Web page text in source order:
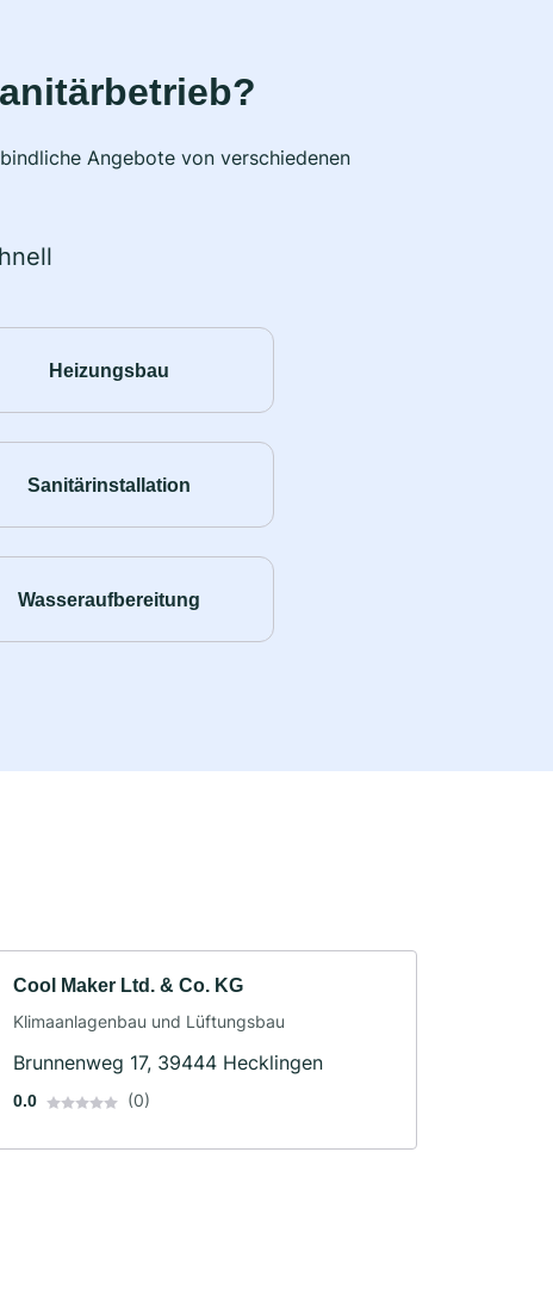
Angebote von verschiedenen
Heizungsbau
Sanitärinstallation
Wasseraufbereitung
Cool Maker Ltd. & Co. KG
Klimaanlagenbau und Lüftungsbau
Brunnenweg 17, 39444 Hecklingen
0.0 (0)